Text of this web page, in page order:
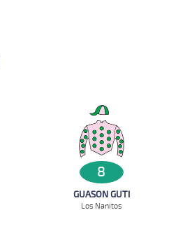
8
GUASON GUTI
Los Nanitos